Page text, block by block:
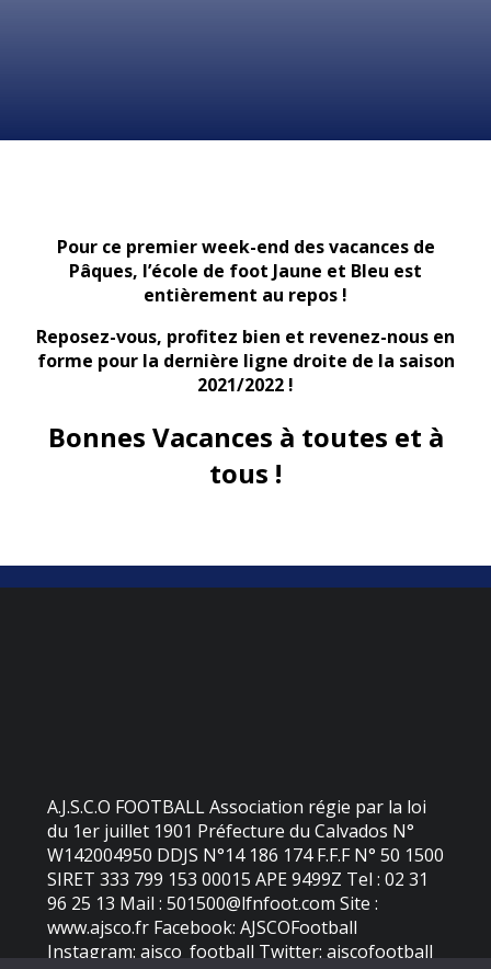
Pour ce premier week-end des vacances de
Pâques, l’école de foot Jaune et Bleu est
entièrement au repos !
Reposez-vous, profitez bien et revenez-nous en
forme pour la dernière ligne droite de la saison
2021/2022 !
Bonnes Vacances à toutes et à
tous !
A.J.S.C.O FOOTBALL Association régie par la loi
du 1er juillet 1901 Préfecture du Calvados N°
W142004950 DDJS N°14 186 174 F.F.F N° 50 1500
SIRET 333 799 153 00015 APE 9499Z Tel : 02 31
96 25 13 Mail : 501500@lfnfoot.com Site :
www.ajsco.fr Facebook: AJSCOFootball
Instagram: ajsco_football Twitter: ajscofootball